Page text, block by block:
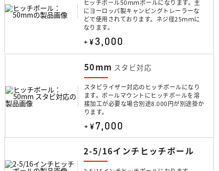
ヒッチボール50ｍｍボールになります。主
にヨーロッパ製キャンピングトレーラーな
どで使用されております。ネジ径25ｍｍに
なります。
+¥3,000
50mm スタビ対応
スタビライザー対応のヒッチボールになり
ます。ボールマウントにヒッチボールを溶
接加工が必要な場合別途8.000円が別途掛か
ります。
+¥7,000
2-5/16インチヒッチボール